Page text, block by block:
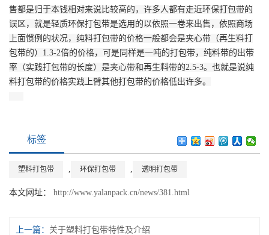
售都是归于本钱相对来说比较高的，许多人都有走近环保打包带的
误区，就是轻质环保打包带是选用的以依照一卷来出售，依照商场
上面惯例的状况，纯料打包带的价格一般都会是夹心带（再生料打
包带的）1.3-2倍的价格，可是同样是一吨的打包带，纯料带的出带
率（实践打包带的长度）是夹心带和再生料带的2.5-3。也就是说纯
料打包带的价格实践上臂其他打包带的价格低出许多。
标签
塑料打包带 环保打包带 透明打包带
本文网址： http://www.yalanpack.cn/news/381.html
上一篇： 关于塑料打包带特性及介绍